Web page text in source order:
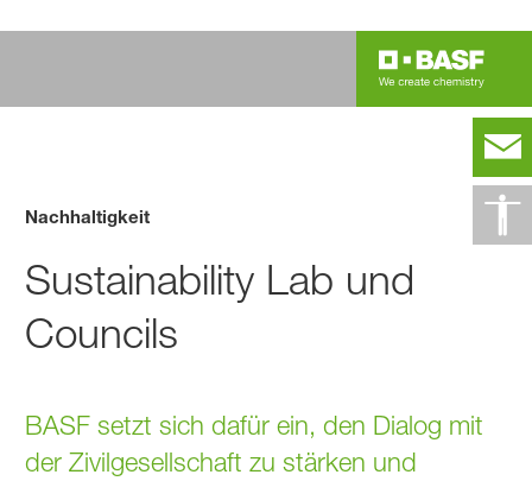
Nachhaltigkeit
Sustainability Lab und
Councils
BASF setzt sich dafür ein, den Dialog mit
der Zivilgesellschaft zu stärken und